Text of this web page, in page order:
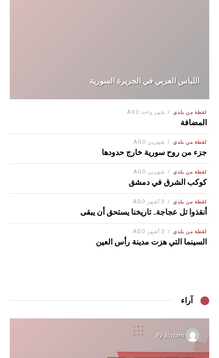
اللباس العربي في الجزيرة السورية
لقطة من بلدي شهر واحد AGO
المضافة
لقطة من بلدي شهرين AGO
جزء من روح سورية خارج حدودها
لقطة من بلدي شهرين AGO
كوكب الشرق في دمشق
لقطة من بلدي
أنقذوا تل عجاجة.. تاريخنا يستحق أن يبقى
لقطة من بلدي
السينما التي هزت مدينة رأس العين
آراء
Byalayam